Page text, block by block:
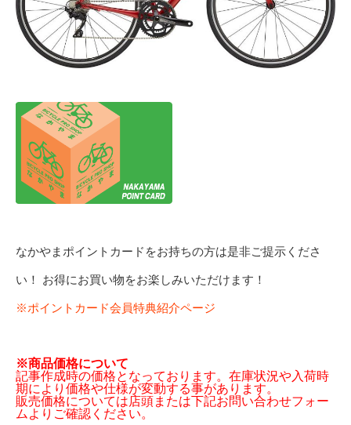
なかやまポイントカードをお持ちの方は是非ご提示くださ
い！ お得にお買い物をお楽しみいただけます！
※ポイントカード会員特典紹介ページ
※商品価格について
記事作成時の価格となっております。在庫状況や入荷時
期により価格や仕様が変動する事があります。
販売価格については店頭または下記お問い合わせフォー
ムよりご確認ください。